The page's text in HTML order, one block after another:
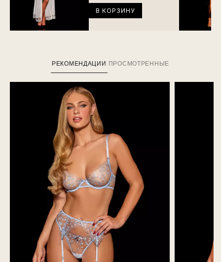
В КОРЗИНУ
РЕКОМЕНДАЦИИ ПРОСМОТРЕННЫЕ